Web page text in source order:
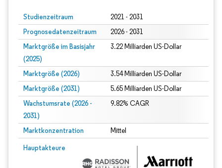
Studienzeitraum 2021 - 2031
Prognosedatenzeitraum 2026 - 2031
Marktgröße im Basisjahr
(2025)
3.22 Milliarden US-Dollar
Marktgröße (2026) 3.54 Milliarden US-Dollar
Marktgröße (2031) 5.65 Milliarden US-Dollar
Wachstumsrate (2026 -
2031)
9.82% CAGR
Marktkonzentration Mittel
Hauptakteure
Bild © Mordor Intelligence. Wiederverwendung erfordert Namensnennung